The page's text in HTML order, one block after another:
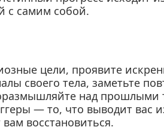
самим собой.
цели, проявите
своего тела, заметьте
над прошлыми
— то, что выводит вас
восстановиться.